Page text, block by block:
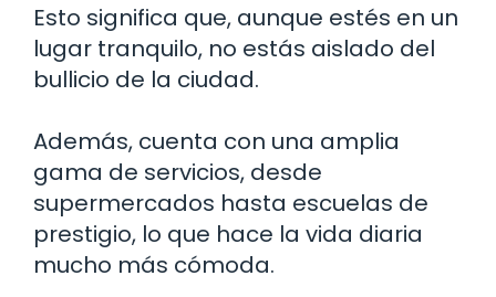
Esto significa que, aunque estés en un
lugar tranquilo, no estás aislado del
bullicio de la ciudad.
Además, cuenta con una amplia
gama de servicios, desde
supermercados hasta escuelas de
prestigio, lo que hace la vida diaria
mucho más cómoda.